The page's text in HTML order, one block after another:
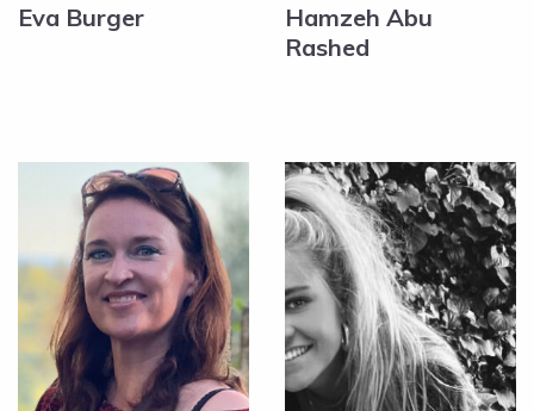
Eva Burger
Hamzeh Abu
Rashed